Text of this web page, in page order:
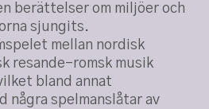
berättelser om miljöer och
sjungits.
mellan nordisk
resande-romsk musik
bland annat
några spelmanslåtar av